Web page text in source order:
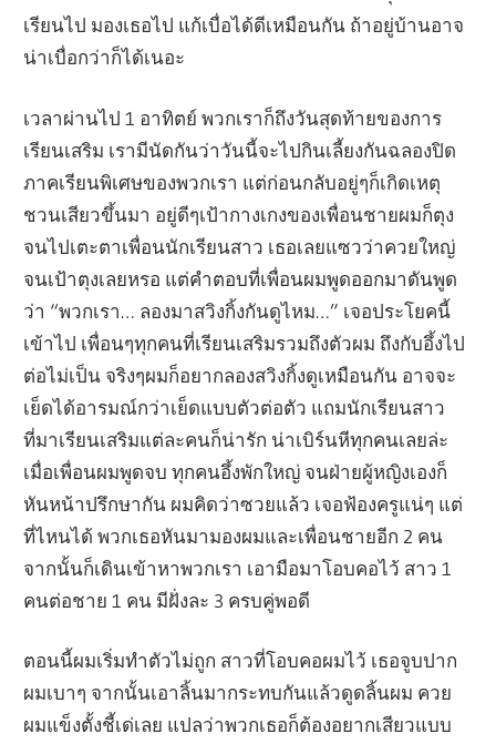
เรียนไป มองเธอไป แก้เบื่อได้ดีเหมือนกัน ถ้าอยู่บ้านอาจ
น่าเบื่อกว่าก็ได้เนอะ
เวลาผ่านไป 1 อาทิตย์ พวกเราก็ถึงวันสุดท้ายของการ
เรียนเสริม เรามีนัดกันว่าวันนี้จะไปกินเลี้ยงกันฉลองปิด
ภาคเรียนพิเศษของพวกเรา แต่ก่อนกลับอยู่ๆก็เกิดเหตุ
ชวนเสียวขึ้นมา อยู่ดีๆเป้ากางเกงของเพื่อนชายผมก็ตุง
จนไปเตะตาเพื่อนนักเรียนสาว เธอเลยแซวว่าควยใหญ่
จนเป้าตุงเลยหรอ แต่คำตอบที่เพื่อนผมพูดออกมาดันพูด
ว่า “พวกเรา… ลองมาสวิงกิ้งกันดูไหม…” เจอประโยคนี้
เข้าไป เพื่อนๆทุกคนที่เรียนเสริมรวมถึงตัวผม ถึงกับอึ้งไป
ต่อไม่เป็น จริงๆผมก็อยากลองสวิงกิ้งดูเหมือนกัน อาจจะ
เย็ดได้อารมณ์กว่าเย็ดแบบตัวต่อตัว แถมนักเรียนสาว
ที่มาเรียนเสริมแต่ละคนก็น่ารัก น่าเบิร์นหีทุกคนเลยล่ะ
เมื่อเพื่อนผมพูดจบ ทุกคนอึ้งพักใหญ่ จนฝ่ายผู้หญิงเองก็
หันหน้าปรึกษากัน ผมคิดว่าซวยแล้ว เจอฟ้องครูแน่ๆ แต่
ที่ไหนได้ พวกเธอหันมามองผมและเพื่อนชายอีก 2 คน
จากนั้นก็เดินเข้าหาพวกเรา เอามือมาโอบคอไว้ สาว 1
คนต่อชาย 1 คน มีฝั่งละ 3 ครบคู่พอดี
ตอนนี้ผมเริ่มทำตัวไม่ถูก สาวที่โอบคอผมไว้ เธอจูบปาก
ผมเบาๆ จากนั้นเอาลิ้นมากระทบกันแล้วดูดลิ้นผม ควย
ผมแข็งตั้งชี้เด่เลย แปลว่าพวกเธอก็ต้องอยากเสียวแบบ